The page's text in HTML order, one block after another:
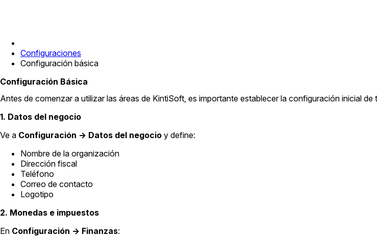
Configuraciones
Configuración básica
Configuración Básica
Antes de comenzar a utilizar las áreas de KintiSoft, es importante establecer la configuración inicial de
1. Datos del negocio
Ve a Configuración → Datos del negocio y define:
Nombre de la organización
Dirección fiscal
Teléfono
Correo de contacto
Logotipo
2. Monedas e impuestos
En Configuración → Finanzas: